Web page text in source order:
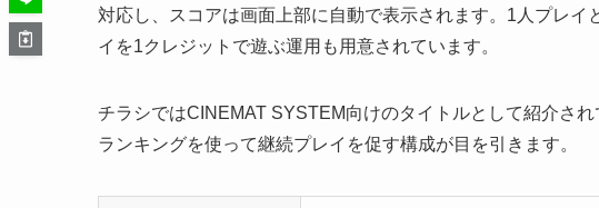
対応し、スコアは画面上部に自動で表示されます。1人プレ
イを1クレジットで遊ぶ運用も用意されています。
チラシではCINEMAT SYSTEM向けのタイトルとして紹介さ
ランキングを使って継続プレイを促す構成が目を引きます。